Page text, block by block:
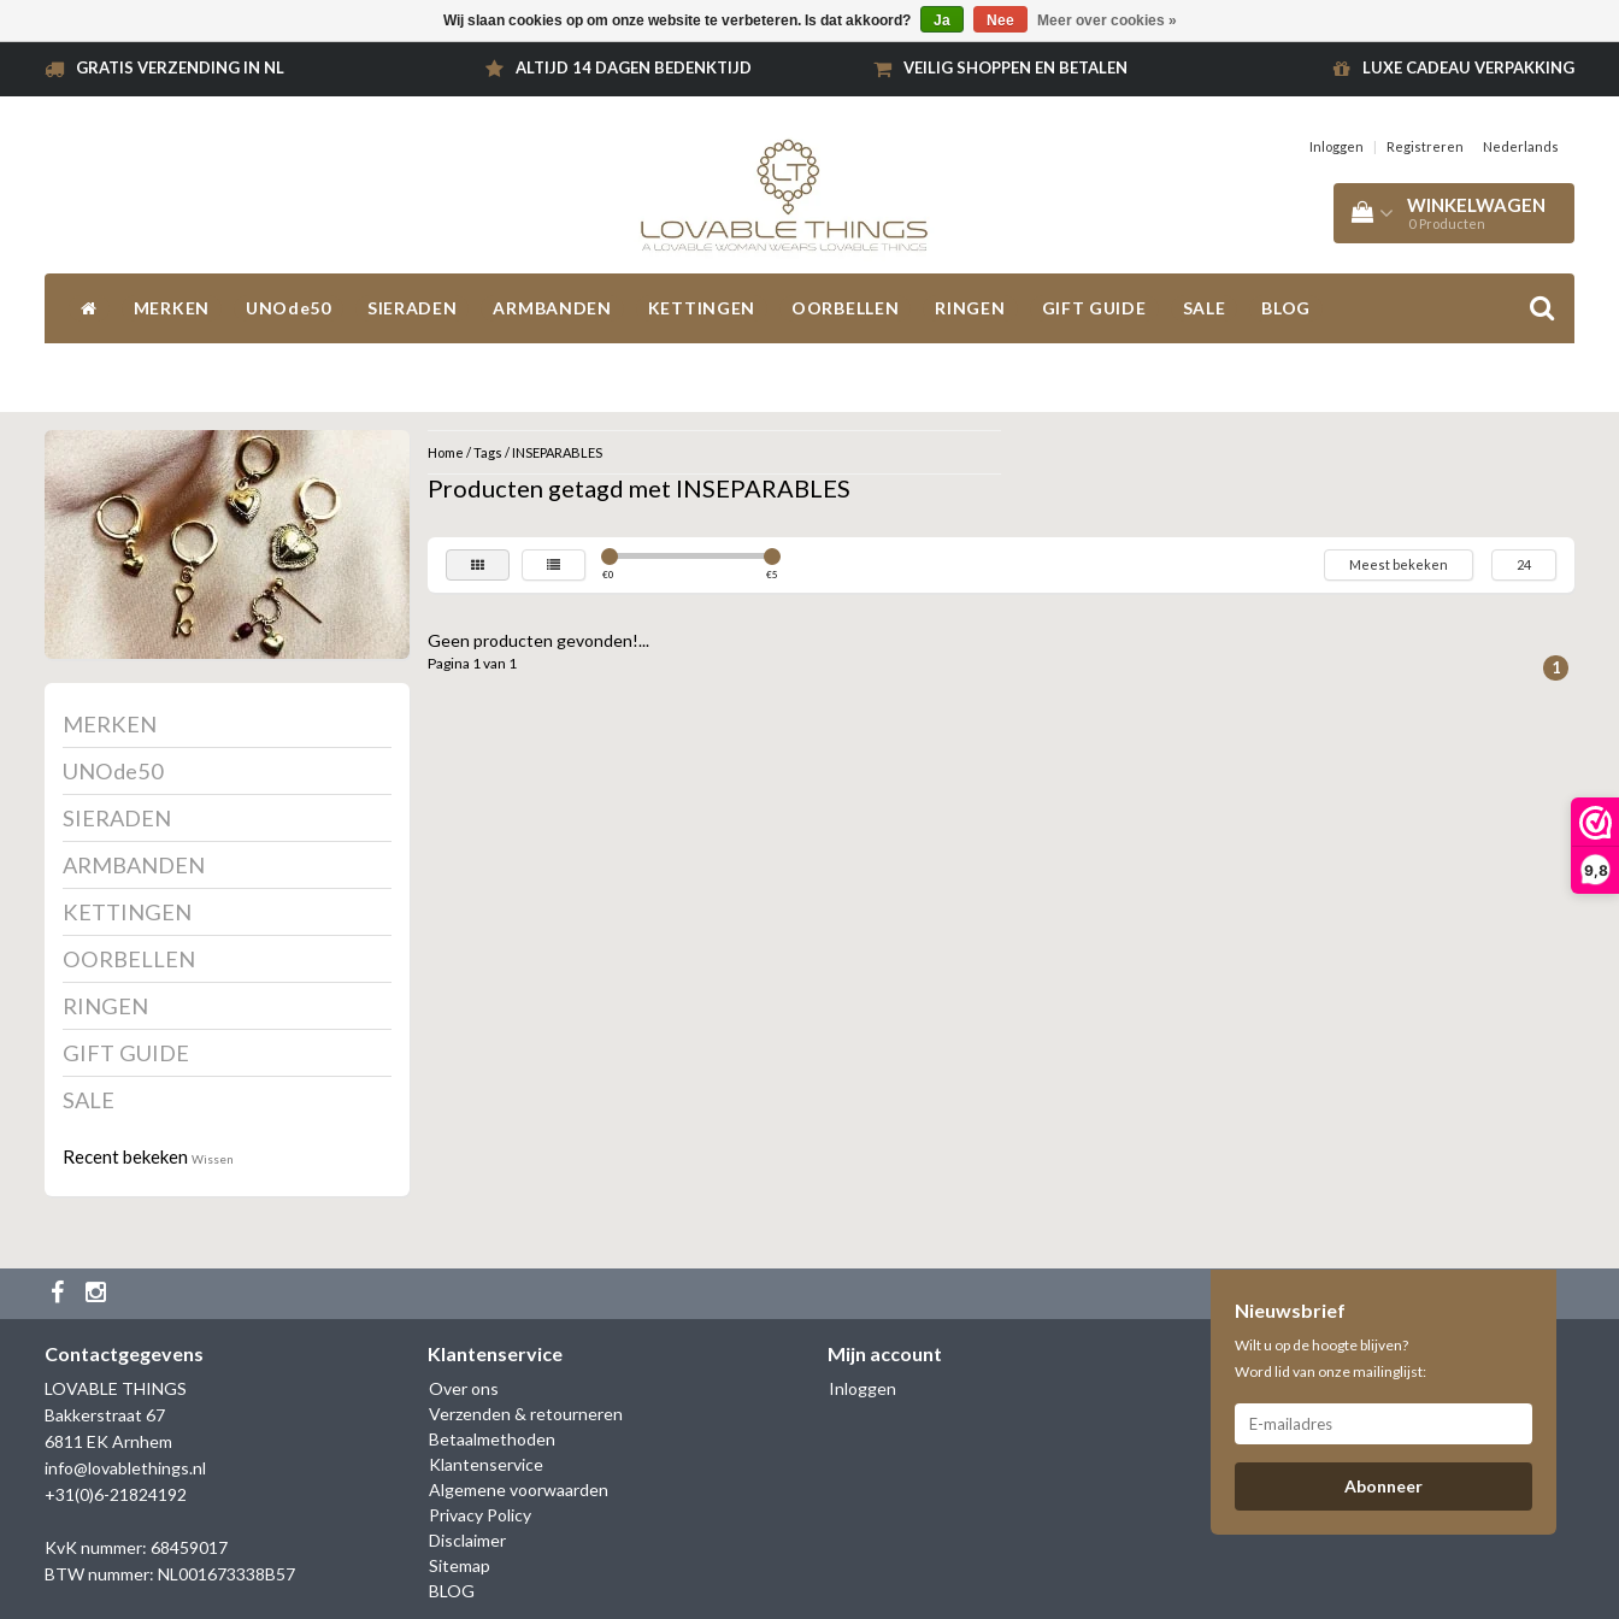
9,8
GRATIS VERZENDING IN NL ALTIJD 14 DAGEN BEDENKTIJD VEILIG SHOPPEN EN BETALEN LUXE CADEAU VERPAKKING
Inloggen | Registreren Nederlands
WINKELWAGEN
0 Producten
MERKEN UNOde50 SIERADEN ARMBANDEN KETTINGEN OORBELLEN RINGEN GIFT GUIDE SALE BLOG
MERKEN
UNOde50
SIERADEN
ARMBANDEN
KETTINGEN
OORBELLEN
RINGEN
GIFT GUIDE
SALE
Recent bekeken Wissen
Home /Tags / INSEPARABLES
Producten getagd met INSEPARABLES
€0 €5
Meest bekeken 24
Geen producten gevonden!...
Pagina 1 van 1 1
Contactgegevens
LOVABLE THINGS
Bakkerstraat 67
6811 EK Arnhem
info@lovablethings.nl
+31(0)6-21824192
KvK nummer: 68459017
BTW nummer: NL001673338B57
Klantenservice
Over ons
Verzenden & retourneren
Betaalmethoden
Klantenservice
Algemene voorwaarden
Privacy Policy
Disclaimer
Sitemap
BLOG
Mijn account
Inloggen
Nieuwsbrief
Wilt u op de hoogte blijven?
Word lid van onze mailinglijst:
Abonneer
Wij slaan cookies op om onze website te verbeteren. Is dat akkoord? Ja Nee Meer over cookies »